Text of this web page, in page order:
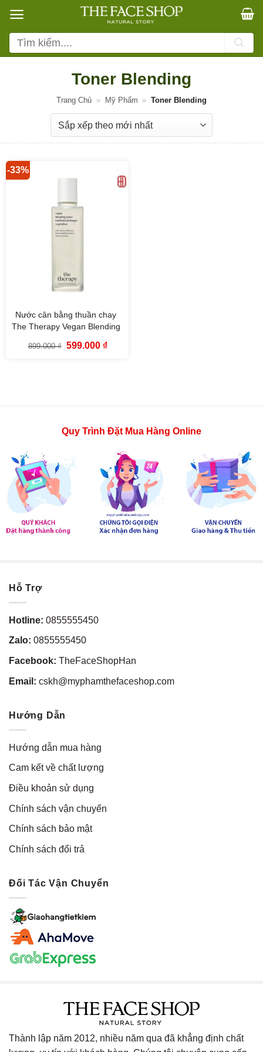
qua
nội
dung
Tìm
kiếm:
Toner Blending
Trang Chủ » Mỹ Phẩm » Toner Blending
-33%
Nước cân bằng thuần chay
The Therapy Vegan Blending
899.000₫ Giá
599.000 ₫Giá
Quy Trình Đặt Mua Hàng Online
Hỗ Trợ
Hotline: 0855555450
Zalo: 0855555450
Facebook: TheFaceShopHan
Email: cskh@myphamthefaceshop.com
Hướng Dẫn
Hướng dẫn mua hàng
Cam kết về chất lượng
Điều khoản sử dụng
Chính sách vận chuyển
Chính sách bảo mật
Chính sách đổi trả
Đối Tác Vận Chuyển
Thành lập năm 2012, nhiều năm qua đã khẳng định chất